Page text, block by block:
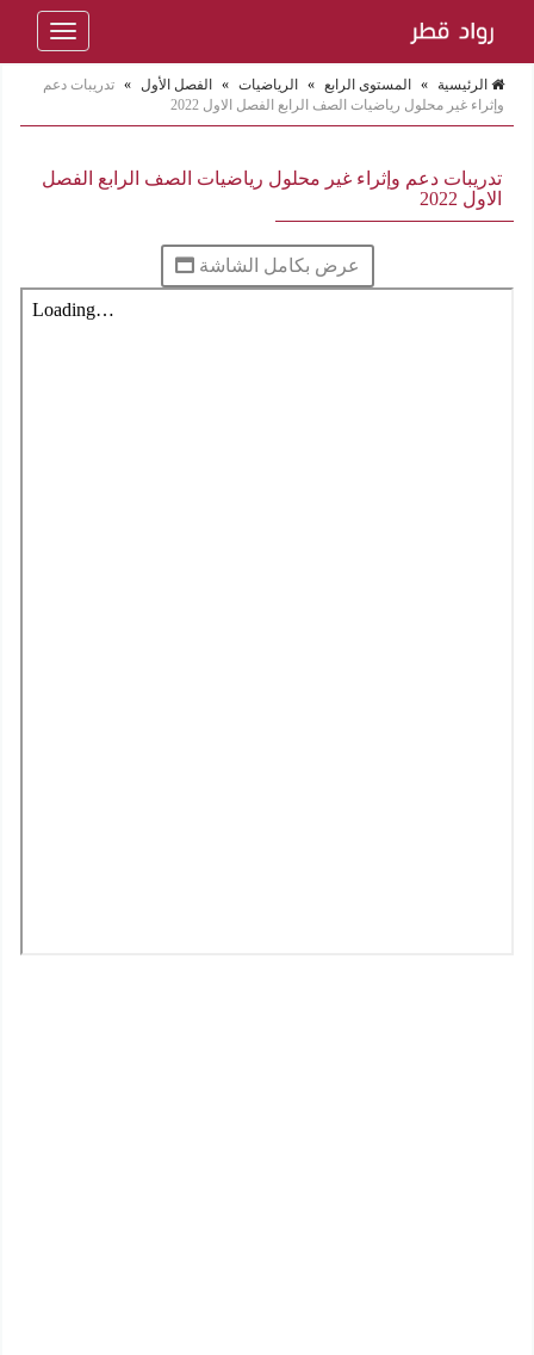
Toggle
الرئيسية » المستوى الرابع » الرياضيات » الفصل الأول » تدريبات دعم
وإثراء غير محلول رياضيات الصف الرابع الفصل الاول 2022
تدريبات دعم وإثراء غير محلول رياضيات الصف الرابع الفصل
الاول 2022
عرض بكامل الشاشة